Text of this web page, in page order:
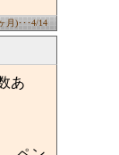
月)･･･4/14
あ